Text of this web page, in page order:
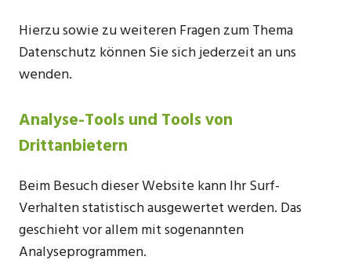
Hierzu sowie zu weiteren Fragen zum Thema
Datenschutz können Sie sich jederzeit an uns
wenden.
Analyse-Tools und Tools von
Drittanbietern
Beim Besuch dieser Website kann Ihr Surf-
Verhalten statistisch ausgewertet werden. Das
geschieht vor allem mit sogenannten
Analyseprogrammen.